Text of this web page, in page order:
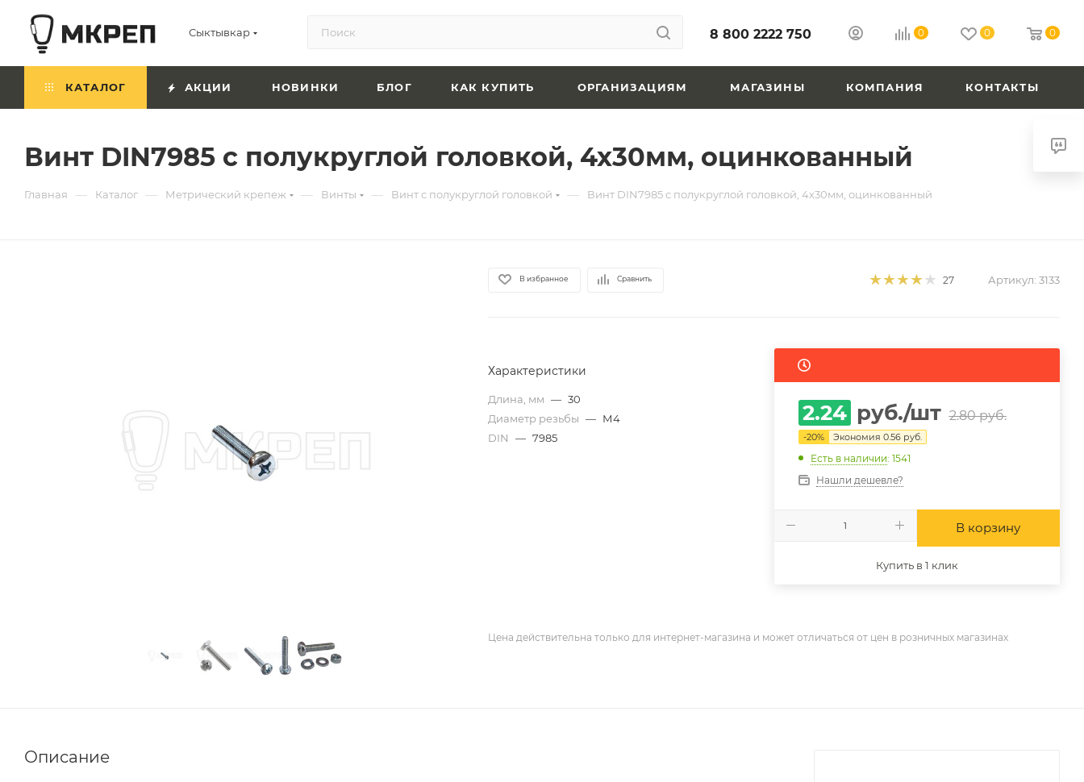
Сыктывкар 8 800 2222 750 0 0 0
КАТАЛОГ АКЦИИ НОВИНКИ БЛОГ КАК КУПИТЬ ОРГАНИЗАЦИЯМ МАГАЗИНЫ КОМПАНИЯ КОНТАКТЫ
Винт DIN7985 с полукруглой головкой, 4х30мм, оцинкованный
Главная — Каталог — Метрический крепеж — Винты — Винт с полукруглой головкой — Винт DIN7985 с полукруглой головкой, 4х30мм, оцинкованный
В избранное Сравнить 27 Артикул: 3133
Характеристики
Длина, мм — 30
Диаметр резьбы — М4
DIN
— 7985
2.24 руб./шт 2.80руб.
-20% Экономия 0.56руб.
Есть в наличии: 1541
Нашли дешевле?
В корзину
Купить в 1 клик
Цена действительна только для интернет-магазина и может отличаться от цен в розничных магазинах
Описание